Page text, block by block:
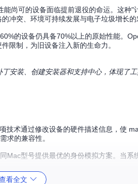
尚可的设备面临提前退役的命运。这种"
冲突、环境可持续发展与电子垃圾增长的
的设备仍具备70%以上的原始性能。
限制，为旧设备注入新的生命力。
安装、创建安装器和支持中心，体现了
技术通过修改设备的硬件描述信息，使
求的兼容性。
Mac型号提供最优的身份模拟方案。当系
看全文